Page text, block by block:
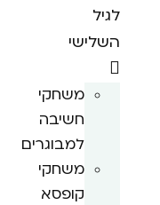
לגיל
השלישי
משחקי
חשיבה
למבוגרים
משחקי
קופסא